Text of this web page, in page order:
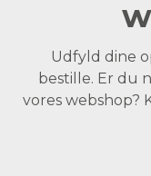
Udfyld dine
bestille. Er du
vores webshop?